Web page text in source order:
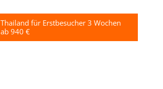
Thailand für Erstbesucher 3 Wochen
ab 940 €